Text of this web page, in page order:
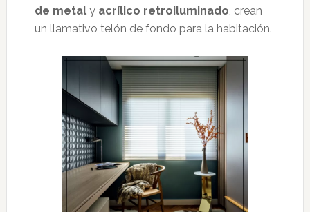
de metaly acrílico retroiluminado, crean
un llamativo telón de fondo para la habitación.